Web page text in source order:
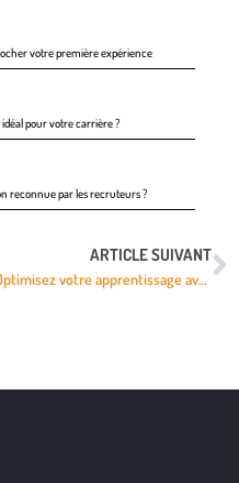
votre première expérience
pour votre carrière ?
reconnue par les recruteurs ?
ARTICLE SUIVANT
Optimisez votre apprentissage avec l’ENT de l’université de Poitiers